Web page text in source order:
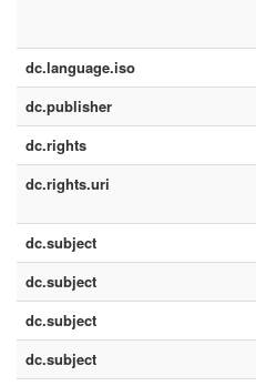
dc.language.iso
dc.publisher
dc.rights
dc.rights.uri
dc.subject
dc.subject
dc.subject
dc.subject